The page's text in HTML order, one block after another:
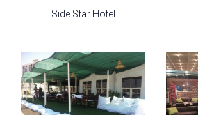
Side Star Hotel